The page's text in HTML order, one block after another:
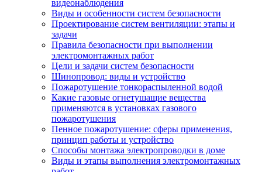
видеонаблюдения
Виды и особенности систем безопасности
Проектирование систем вентиляции: этапы и
задачи
Правила безопасности при выполнении
электромонтажных работ
Цели и задачи систем безопасности
Шинопровод: виды и устройство
Пожаротушение тонкораспыленной водой
Какие газовые огнетушащие вещества
применяются в установках газового
пожаротушения
Пенное пожаротушение: сферы применения,
принцип работы и устройство
Способы монтажа электропроводки в доме
Виды и этапы выполнения электромонтажных